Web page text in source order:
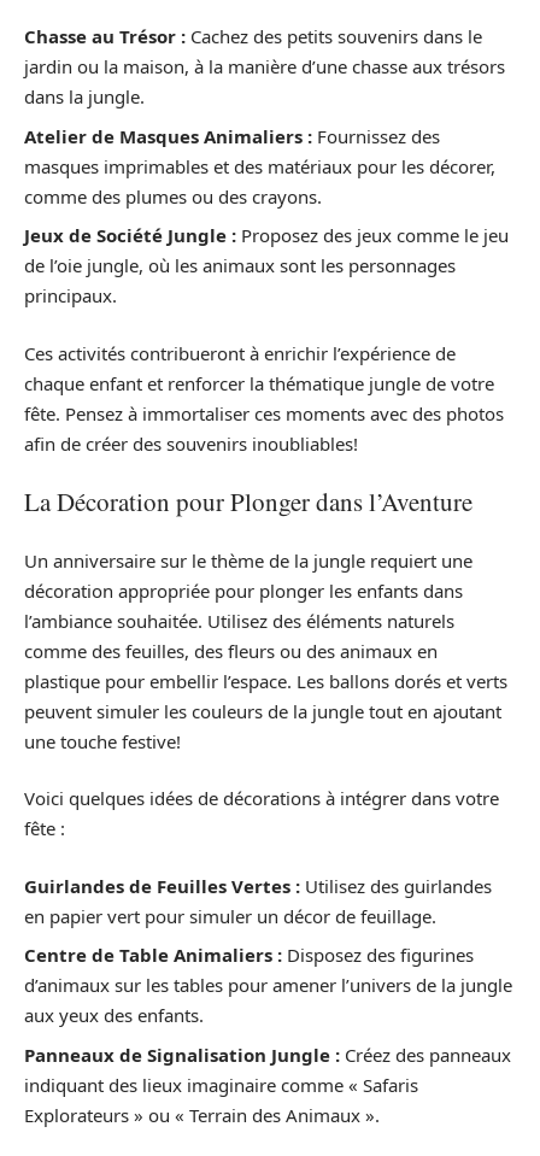
Chasse au Trésor : Cachez des petits souvenirs dans le
jardin ou la maison, à la manière d’une chasse aux trésors
dans la jungle.
Atelier de Masques Animaliers : Fournissez des
masques imprimables et des matériaux pour les décorer,
comme des plumes ou des crayons.
Jeux de Société Jungle : Proposez des jeux comme le jeu
de l’oie jungle, où les animaux sont les personnages
principaux.
Ces activités contribueront à enrichir l’expérience de
chaque enfant et renforcer la thématique jungle de votre
fête. Pensez à immortaliser ces moments avec des photos
afin de créer des souvenirs inoubliables!
La Décoration pour Plonger dans l’Aventure
Un anniversaire sur le thème de la jungle requiert une
décoration appropriée pour plonger les enfants dans
l’ambiance souhaitée. Utilisez des éléments naturels
comme des feuilles, des fleurs ou des animaux en
plastique pour embellir l’espace. Les ballons dorés et verts
peuvent simuler les couleurs de la jungle tout en ajoutant
une touche festive!
Voici quelques idées de décorations à intégrer dans votre
fête :
Guirlandes de Feuilles Vertes : Utilisez des guirlandes
en papier vert pour simuler un décor de feuillage.
Centre de Table Animaliers : Disposez des figurines
d’animaux sur les tables pour amener l’univers de la jungle
aux yeux des enfants.
Panneaux de Signalisation Jungle : Créez des panneaux
indiquant des lieux imaginaire comme « Safaris
Explorateurs » ou « Terrain des Animaux ».